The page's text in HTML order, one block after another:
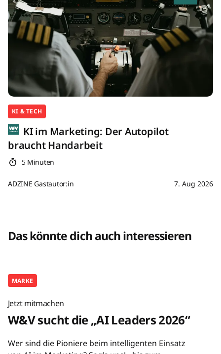
KI & TECH
KI im Marketing: Der Autopilot
braucht Handarbeit
5 Minuten
ADZINE Gastautor:in 7. Aug 2026
Das könnte dich auch interessieren
MARKE
Jetzt mitmachen
W&V sucht die „AI Leaders 2026“
Wer sind die Pioniere beim intelligenten Einsatz